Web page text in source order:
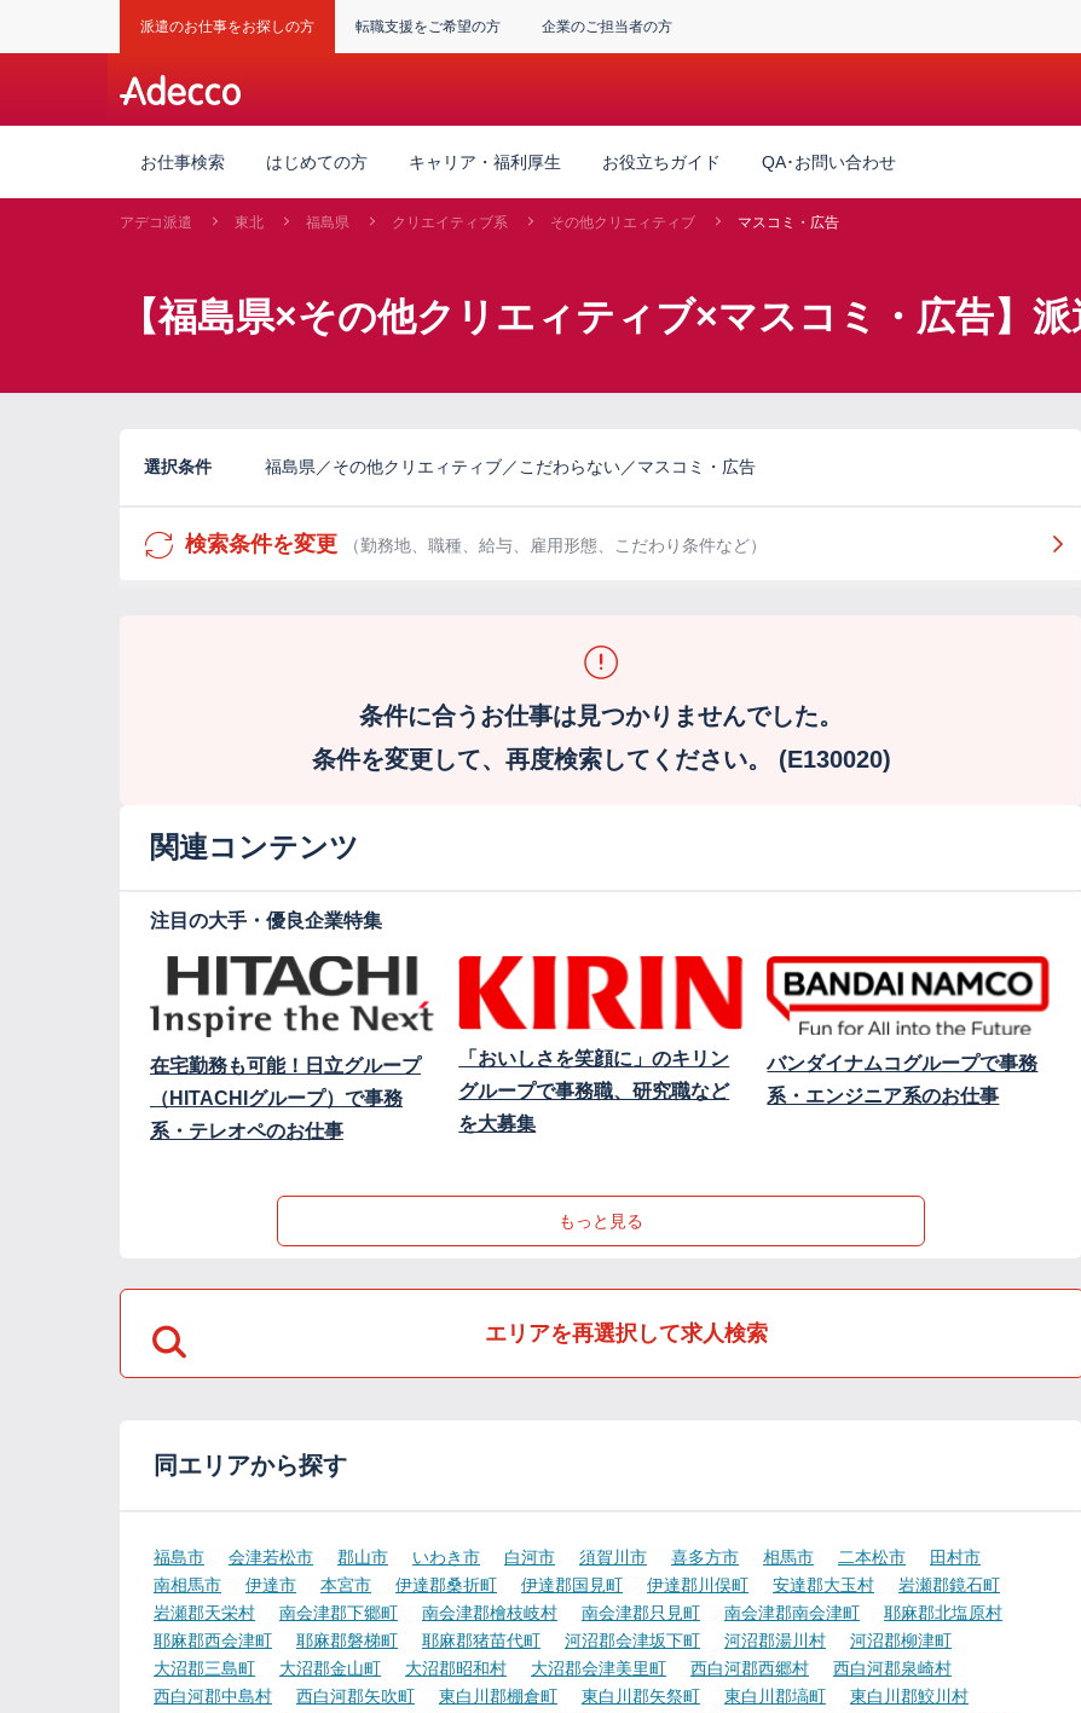
派遣のお仕事をお探しの方 転職支援をご希望の方 企業のご担当者の方
お仕事検索 はじめての方 キャリア・福利厚生 お役立ちガイド QA･お問い合わせ
アデコ派遣 東北 福島県 クリエイティブ系 その他クリエィティブ マスコミ・広告
【福島県×その他クリエィティブ×マスコミ・広告】派
選択条件 福島県／その他クリエィティブ／こだわらない／マスコミ・広告
検索条件を変更 （勤務地、職種、給与、雇用形態、こだわり条件など）
条件に合うお仕事は見つかりませんでした。
条件を変更して、再度検索してください。 (E130020)
関連コンテンツ
注目の大手・優良企業特集
在宅勤務も可能！日立グループ
（HITACHIグループ）で事務
系・テレオペのお仕事
「おいしさを笑顔に」のキリン
グループで事務職、研究職など
を大募集
バンダイナムコグループで事務
系・エンジニア系のお仕事
もっと見る
エリアを再選択して求人検索
同エリアから探す
福島市 会津若松市 郡山市 いわき市 白河市 須賀川市 喜多方市 相馬市 二本松市
田村市
南相馬市
伊達市 本宮市 伊達郡桑折町 伊達郡国見町 伊達郡川俣町 安達郡大玉村
岩瀬郡鏡石町
岩瀬郡天栄村
南会津郡下郷町 南会津郡檜枝岐村 南会津郡只見町 南会津郡南会津町
耶麻郡北塩原村
耶麻郡西会津町
耶麻郡磐梯町 耶麻郡猪苗代町 河沼郡会津坂下町 河沼郡湯川村
河沼郡柳津町
大沼郡三島町
大沼郡金山町 大沼郡昭和村 大沼郡会津美里町 西白河郡西郷村
西白河郡泉崎村
西白河郡中島村
西白河郡矢吹町 東白川郡棚倉町 東白川郡矢祭町 東白川郡塙町
東白川郡鮫川村